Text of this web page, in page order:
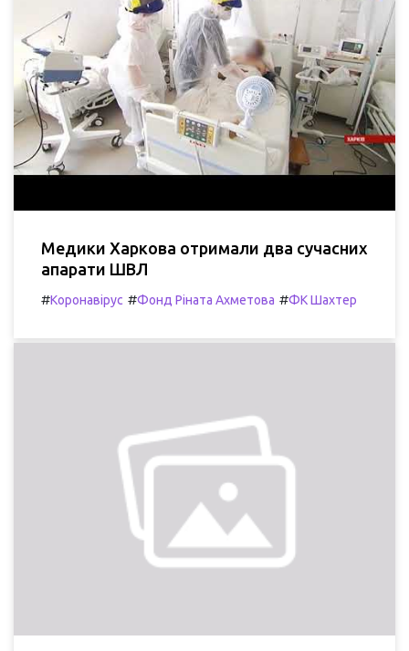
Медики Харкова отримали два сучасних
апарати ШВЛ
#Коронавірус #Фонд Ріната Ахметова #ФК Шахтер